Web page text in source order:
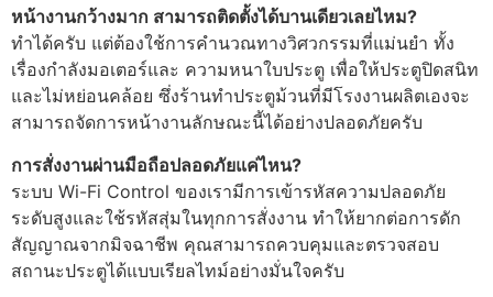
หน้างานกว้างมาก สามารถติดตั้งได้บานเดียวเลยไหม?
ทำได้ครับ แต่ต้องใช้การคำนวณทางวิศวกรรมที่แม่นยำ ทั้ง
เรื่องกำลังมอเตอร์และ ความหนาใบประตู เพื่อให้ประตูปิดสนิท
และไม่หย่อนคล้อย ซึ่งร้านทําประตูม้วนที่มีโรงงานผลิตเองจะ
สามารถจัดการหน้างานลักษณะนี้ได้อย่างปลอดภัยครับ
การสั่งงานผ่านมือถือปลอดภัยแค่ไหน?
ระบบ Wi-Fi Control ของเรามีการเข้ารหัสความปลอดภัย
ระดับสูงและใช้รหัสสุ่มในทุกการสั่งงาน ทำให้ยากต่อการดัก
สัญญาณจากมิจฉาชีพ คุณสามารถควบคุมและตรวจสอบ
สถานะประตูได้แบบเรียลไทม์อย่างมั่นใจครับ